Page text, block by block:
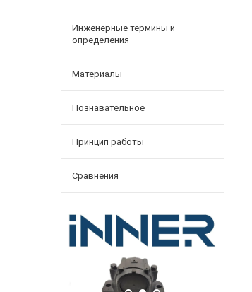
Инженерные термины и
определения
Материалы
Познавательное
Принцип работы
Сравнения